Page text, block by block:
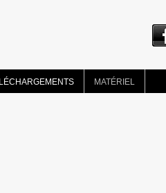
MATÉRIEL